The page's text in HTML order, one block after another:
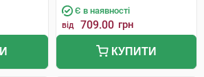
Є в наявності
від 709.00 грн
КУПИТИ